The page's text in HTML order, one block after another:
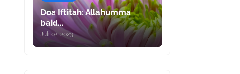
Doa Iftitah: Allahumma
baid...
Juli 02, 2023